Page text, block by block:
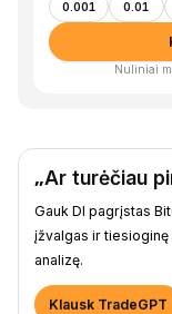
0.001 0.01
Nuliniai
„Ar turėčiau
Gauk DI pagrįstas
įžvalgas ir tiesioginę
analizę.
Klausk TradeGPT